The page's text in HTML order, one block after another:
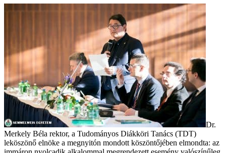
Dr.
Merkely Béla rektor, a Tudományos Diákköri Tanács (TDT)
leköszönő elnöke a megnyitón mondott köszöntőjében elmondta: az